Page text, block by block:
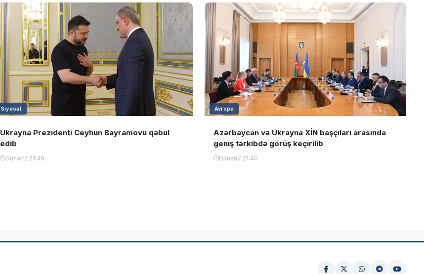
Siyasət
Ukrayna Prezidenti Ceyhun Bayramovu qəbul
edib
Dünən / 21:49
Avropa
Azərbaycan və Ukrayna XİN başçıları arasında
geniş tərkibdə görüş keçirilib
Dünən / 21:40